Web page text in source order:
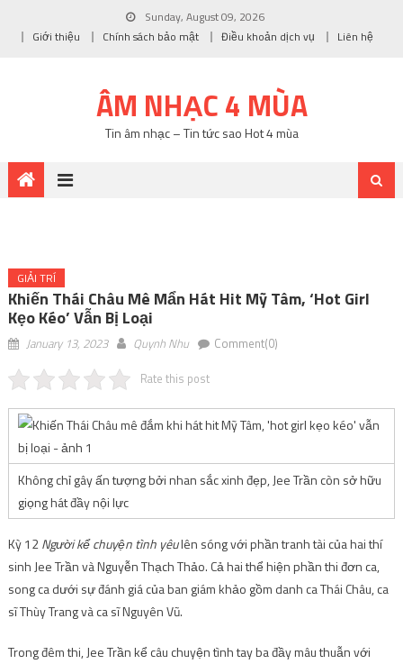
Sunday, August 09, 2026
Giới thiệu
Chính sách bảo mật Điều khoản dịch vụ Liên hệ
ÂM NHẠC 4 MÙA
Tin âm nhạc – Tin tức sao Hot 4 mùa
GIẢI TRÍ
Khiến Thái Châu Mê Mẩn Hát Hit Mỹ Tâm, ‘hot Girl
Kẹo Kéo’ Vẫn Bị Loại
January 13, 2023 Quynh Nhu Comment(0)
Rate this post
Không chỉ gây ấn tượng bởi nhan sắc xinh đẹp, Jee Trần còn sở hữu
giọng hát đầy nội lực
Kỳ 12Người kể chuyện tình yêulên sóng với phần tranh tài của hai thí
sinh Jee Trần và Nguyễn Thạch Thảo. Cả hai thể hiện phần thi đơn ca,
song ca dưới sự đánh giá của ban giám khảo gồm danh ca Thái Châu, ca
sĩ Thùy Trang và ca sĩ Nguyên Vũ.
Trong đêm thi, Jee Trần kể câu chuyện tình tay ba đầy mâu thuẫn với